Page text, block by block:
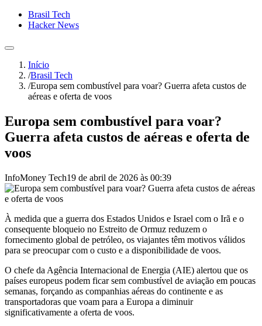
Brasil Tech
Hacker News
Início
/Brasil Tech
/Europa sem combustível para voar? Guerra afeta custos de
aéreas e oferta de voos
Europa sem combustível para voar?
Guerra afeta custos de aéreas e oferta de
voos
InfoMoney Tech19 de abril de 2026 às 00:39
À medida que a guerra dos Estados Unidos e Israel com o Irã e o
consequente bloqueio no Estreito de Ormuz reduzem o
fornecimento global de petróleo, os viajantes têm motivos válidos
para se preocupar com o custo e a disponibilidade de voos.
O chefe da Agência Internacional de Energia (AIE) alertou que os
países europeus podem ficar sem combustível de aviação em poucas
semanas, forçando as companhias aéreas do continente e as
transportadoras que voam para a Europa a diminuir
significativamente a oferta de voos.